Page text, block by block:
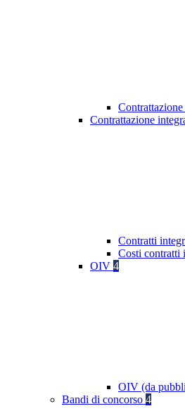
Contrattazione
Contratti
Costi contratti
OIV 4
OIV (da
Bandi di concorso 4